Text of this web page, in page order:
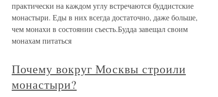
практически на каждом углу встречаются буддистские
монастыри. Еды в них всегда достаточно, даже больше,
чем монахи в состоянии съесть.Будда завещал своим
монахам питаться
Почему вокруг Москвы строили
монастыри?